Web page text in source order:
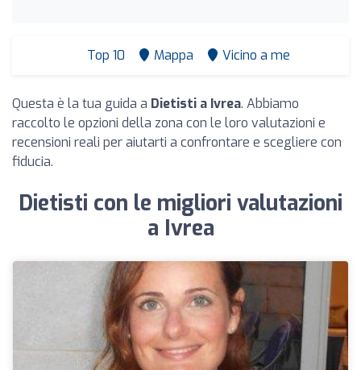
Top 10 Mappa Vicino a me
Questa è la tua guida a Dietisti a Ivrea. Abbiamo
raccolto le opzioni della zona con le loro valutazioni e
recensioni reali per aiutarti a confrontare e scegliere con
fiducia.
Dietisti con le migliori valutazioni
a Ivrea